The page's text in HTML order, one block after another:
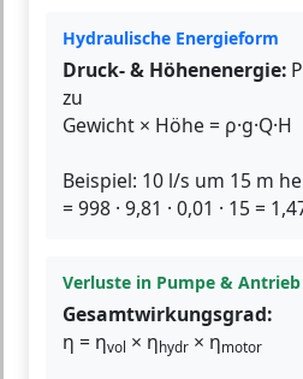
Hydraulische Energieform
Druck- & Höhenenergie: P
zu
Gewicht × Höhe = ρ·g·Q·H
Beispiel: 10 l/s um 15 m
= 998 · 9,81 · 0,01 · 15 =
Verluste in Pumpe & Antrieb
Gesamtwirkungsgrad:
η = ηvol × ηhydr × ηmotor